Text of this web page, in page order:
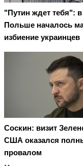
"Путин ждет тебя": в
Польше началось
избиение украинцев
Соскин: визит
США оказался
провалом